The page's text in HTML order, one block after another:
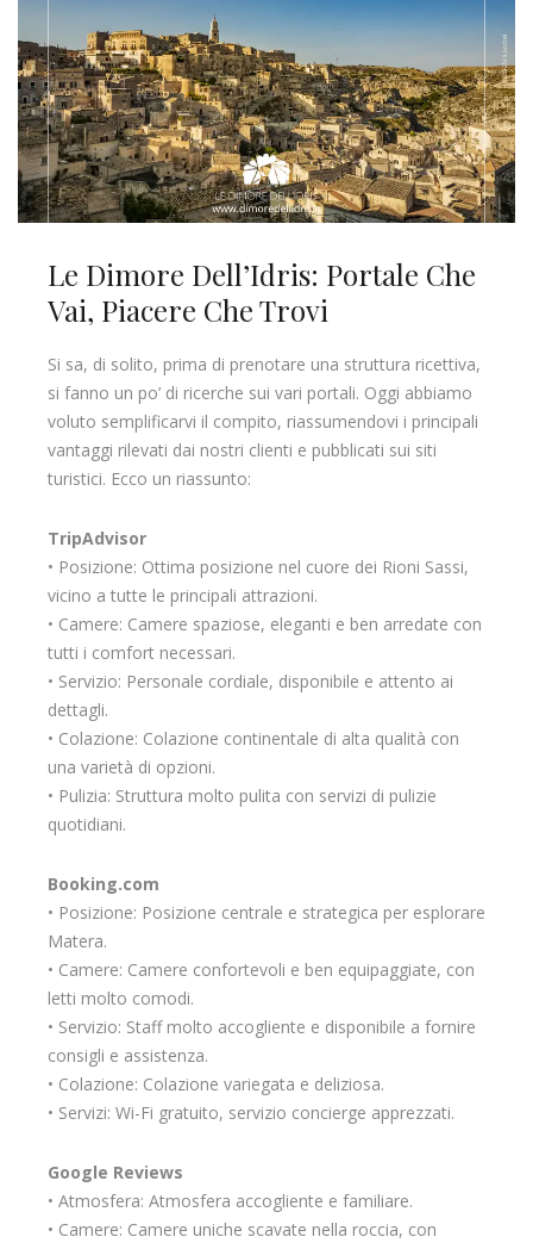
Le Dimore Dell’Idris: Portale Che
Vai, Piacere Che Trovi
Si sa, di solito, prima di prenotare una struttura ricettiva,
si fanno un po’ di ricerche sui vari portali. Oggi abbiamo
voluto semplificarvi il compito, riassumendovi i principali
vantaggi rilevati dai nostri clienti e pubblicati sui siti
turistici. Ecco un riassunto:
TripAdvisor
• Posizione: Ottima posizione nel cuore dei Rioni Sassi,
vicino a tutte le principali attrazioni.
• Camere: Camere spaziose, eleganti e ben arredate con
tutti i comfort necessari.
• Servizio: Personale cordiale, disponibile e attento ai
dettagli.
• Colazione: Colazione continentale di alta qualità con
una varietà di opzioni.
• Pulizia: Struttura molto pulita con servizi di pulizie
quotidiani.
Booking.com
• Posizione: Posizione centrale e strategica per esplorare
Matera.
• Camere: Camere confortevoli e ben equipaggiate, con
letti molto comodi.
• Servizio: Staff molto accogliente e disponibile a fornire
consigli e assistenza.
• Colazione: Colazione variegata e deliziosa.
• Servizi: Wi-Fi gratuito, servizio concierge apprezzati.
Google Reviews
• Atmosfera: Atmosfera accogliente e familiare.
• Camere: Camere uniche scavate nella roccia, con